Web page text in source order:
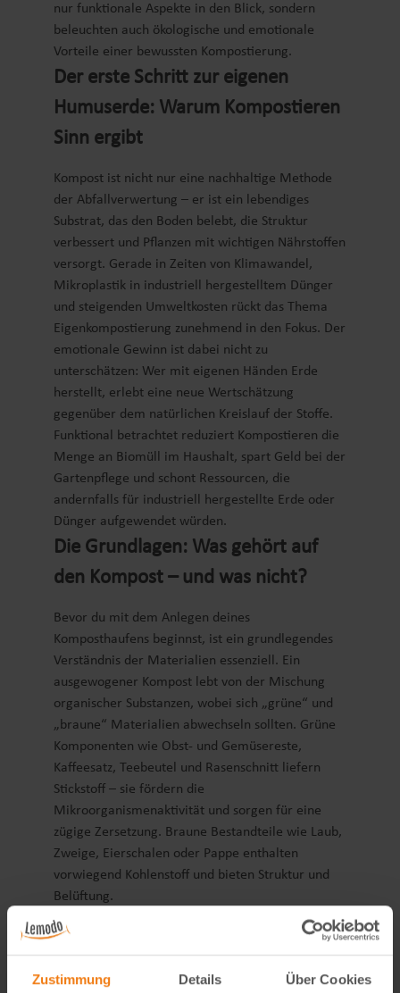
Zustimmung Details Über Cookies
nur funktionale Aspekte in den Blick, sondern
beleuchten auch ökologische und emotionale
Vorteile einer bewussten Kompostierung.
Der erste Schritt zur eigenen
Humuserde: Warum Kompostieren
Sinn ergibt
Kompost ist nicht nur eine nachhaltige Methode
der Abfallverwertung – er ist ein lebendiges
Substrat, das den Boden belebt, die Struktur
verbessert und Pflanzen mit wichtigen Nährstoffen
versorgt. Gerade in Zeiten von Klimawandel,
Mikroplastik in industriell hergestelltem Dünger
und steigenden Umweltkosten rückt das Thema
Eigenkompostierung zunehmend in den Fokus. Der
emotionale Gewinn ist dabei nicht zu
unterschätzen: Wer mit eigenen Händen Erde
herstellt, erlebt eine neue Wertschätzung
gegenüber dem natürlichen Kreislauf der Stoffe.
Funktional betrachtet reduziert Kompostieren die
Menge an Biomüll im Haushalt, spart Geld bei der
Gartenpflege und schont Ressourcen, die
andernfalls für industriell hergestellte Erde oder
Dünger aufgewendet würden.
Die Grundlagen: Was gehört auf
den Kompost – und was nicht?
Bevor du mit dem Anlegen deines
Komposthaufens beginnst, ist ein grundlegendes
Verständnis der Materialien essenziell. Ein
ausgewogener Kompost lebt von der Mischung
organischer Substanzen, wobei sich „grüne“ und
„braune“ Materialien abwechseln sollten. Grüne
Komponenten wie Obst- und Gemüsereste,
Kaffeesatz, Teebeutel und Rasenschnitt liefern
Stickstoff – sie fördern die
Mikroorganismenaktivität und sorgen für eine
zügige Zersetzung. Braune Bestandteile wie Laub,
Zweige, Eierschalen oder Pappe enthalten
vorwiegend Kohlenstoff und bieten Struktur und
Belüftung.
Ungeeignet hingegen sind gekochte Speisereste,
Fleisch, Fisch, Milchprodukte und Zitrusfrüchte –
oder hemmen die Kompostierung. Auch Pflanzen